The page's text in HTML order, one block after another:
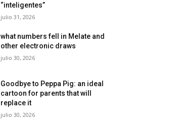
“inteligentes”
julio 31, 2026
what numbers fell in Melate and
other electronic draws
julio 30, 2026
Goodbye to Peppa Pig: an ideal
cartoon for parents that will
replace it
julio 30, 2026